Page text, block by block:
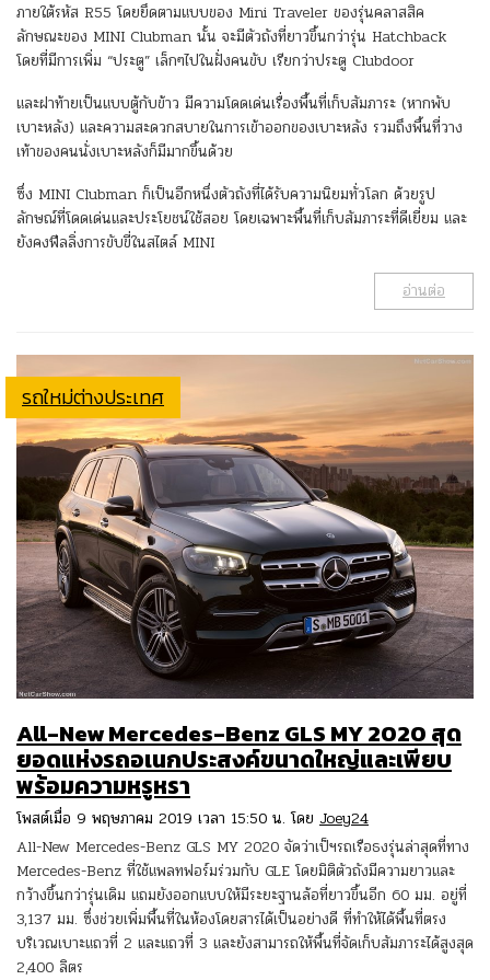
ภายใต้รหัส R55 โดยยึดตามแบบของ Mini Traveler ของรุ่นคลาสสิค
ลักษณะของ MINI Clubman นั้น จะมีตัวถังที่ยาวขึ้นกว่ารุ่น Hatchback
โดยที่มีการเพิ่ม “ประตู” เล็กๆไปในฝั่งคนขับ เรียกว่าประตู Clubdoor
และฝาท้ายเป็นแบบตู้กับข้าว มีความโดดเด่นเรื่องพื้นที่เก็บสัมภาระ (หากพับ
เบาะหลัง) และความสะดวกสบายในการเข้าออกของเบาะหลัง รวมถึงพื้นที่วาง
เท้าของคนนั่งเบาะหลังก็มีมากขึ้นด้วย
ซึ่ง MINI Clubman ก็เป็นอีกหนึ่งตัวถังที่ได้รับความนิยมทั่วโลก ด้วยรูป
ลักษณ์ที่โดดเด่นและประโยชน์ใช้สอย โดยเฉพาะพื้นที่เก็บสัมภาระที่ดีเยี่ยม และ
ยังคงฟีลลิ่งการขับขี่ในสไตล์ MINI
อ่านต่อ
รถใหม่ต่างประเทศ
All-New Mercedes-Benz GLS MY 2020 สุด
ยอดแห่งรถอเนกประสงค์ขนาดใหญ่และเพียบ
พร้อมความหรูหรา
โพสต์เมื่อ 9 พฤษภาคม 2019 เวลา 15:50 น. โดย Joey24
All-New Mercedes-Benz GLS MY 2020 จัดว่าเป็ฯรถเรือธงรุ่นล่าสุดที่ทาง
Mercedes-Benz ที่ใช้แพลทฟอร์มร่วมกับ GLE โดยมิติตัวถังมีความยาวและ
กว้างขึ้นกว่ารุ่นเดิม แถมยังออกแบบให้มีระยะฐานล้อที่ยาวขึ้นอีก 60 มม. อยู่ที่
3,137 มม. ซึ่งช่วยเพิ่มพื้นที่ในห้องโดยสารได้เป็นอย่างดี ที่ทำให้ได้พื้นที่ตรง
บริเวณเบาะแถวที่ 2 และแถวที่ 3 และยังสามารถให้พื้นที่จัดเก็บสัมภาระได้สูงสุด
2,400 ลิตร